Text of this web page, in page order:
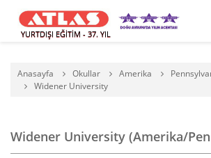
YURTDIŞI EĞİTİM - 37. YIL
Anasayfa Okullar Amerika
Widener University
Widener University (Amerika/